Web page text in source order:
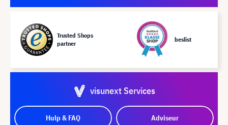
Trusted Shops
partner
beslist
visunext Services
Hulp & FAQ Adviseur